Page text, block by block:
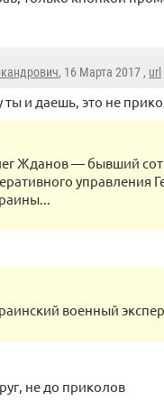
, 16 Марта 2017 , url
ты и даешь, это не
Жданов — бывший
управления
военный
не до приколов